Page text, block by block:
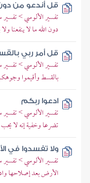
قل أندعو من دون
تفسير الألوسي > تفسير
دون الله ما لا ينفعنا
قل أمر ربي
تفسير الألوسي >
بالقسط وأقيموا
ادعوا ربكم
تفسير الألوسي >
تضرعا وخفية إنه لا يحب
ولا تفسدوا في
تفسير الألوسي >
الأرض بعد إصلاحها